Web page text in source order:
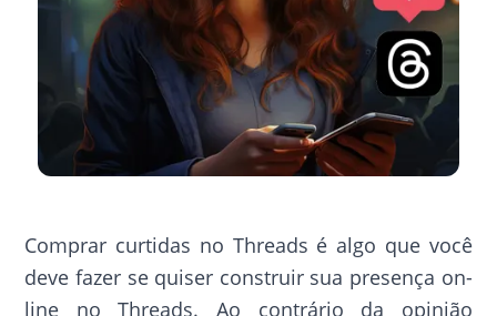
Comprar curtidas no Threads é algo que você
deve fazer se quiser construir sua presença on-
line no Threads. Ao contrário da opinião